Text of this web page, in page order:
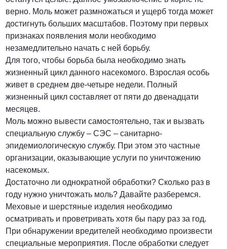
верно. Моль может размножаться и ущерб тогда может
достигнуть больших масштабов. Поэтому при первых
признаках появления моли необходимо
незамедлительно начать с ней борьбу.
Для того, чтобы борьба была необходимо знать
жизненный цикл данного насекомого. Взрослая особь
живет в среднем две-четыре недели. Полный
жизненный цикл составляет от пяти до двенадцати
месяцев.
Моль можно вывести самостоятельно, так и вызвать
специальную службу – СЭС – санитарно-
эпидемиологическую службу. При этом это частные
организации, оказывающие услуги по уничтожению
насекомых.
Достаточно ли однократной обработки? Сколько раз в
году нужно уничтожать моль? Давайте разберемся.
Меховые и шерстяные изделия необходимо
осматривать и проветривать хотя бы пару раз за год.
При обнаружении вредителей необходимо произвести
специальные мероприятия. После обработки следует